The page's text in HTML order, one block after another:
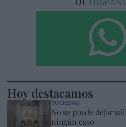
Hoy destacamos
SOCIEDAD
No se puede dejar
ningún caso